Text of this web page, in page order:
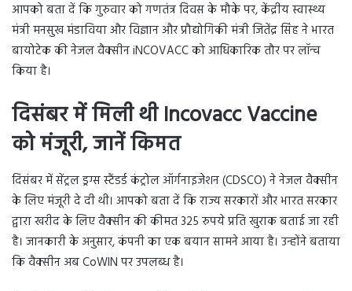
आपको बता दें कि गुरुवार को गणतंत्र दिवस के मौके पर, केंद्रीय स्वास्थ्य
मंत्री मनसुख मंडाविया और विज्ञान और प्रौद्योगिकी मंत्री जितेंद्र सिंह ने भारत
बायोटेक की नेजल वैक्सीन iNCOVACC को आधिकारिक तौर पर लॉन्च
किया है।
दिसंबर में मिली थी Incovacc Vaccine
को मंजूरी, जानें किमत
दिसंबर में सेंट्रल ड्रग्स स्टैंडर्ड कंट्रोल ऑर्गनाइजेशन (CDSCO) ने नेजल वैक्सीन
के लिए मंजूरी दे दी थी। आपको बता दें कि राज्य सरकारों और भारत सरकार
द्वारा खरीद के लिए वैक्सीन की कीमत 325 रुपये प्रति खुराक बताई जा रही
है। जानकारी के अनुसार, कंपनी का एक बयान सामने आया है। उन्होंने बताया
कि वैक्सीन अब CoWIN पर उपलब्ध है।